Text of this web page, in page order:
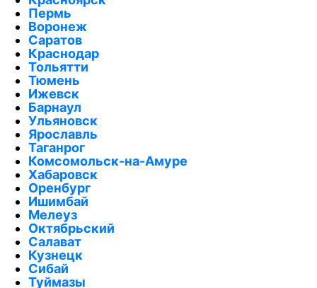
Пермь
Воронеж
Саратов
Краснодар
Тольятти
Тюмень
Ижевск
Барнаул
Ульяновск
Ярославль
Таганрог
Комсомольск-на-Амуре
Хабаровск
Оренбург
Ишимбай
Мелеуз
Октябрьский
Салават
Кузнецк
Сибай
Туймазы